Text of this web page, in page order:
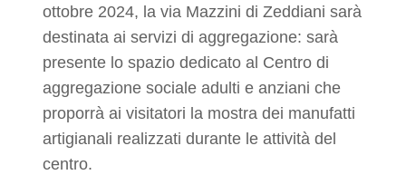
ottobre 2024, la via Mazzini di Zeddiani sarà
destinata ai servizi di aggregazione: sarà
presente lo spazio dedicato al Centro di
aggregazione sociale adulti e anziani che
proporrà ai visitatori la mostra dei manufatti
artigianali realizzati durante le attività del
centro.